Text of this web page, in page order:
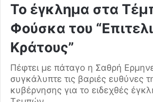
Το έγκλημα στα
Φούσκα του
Κράτους”
Πέφτει με πάταγο η Σαθρή
συγκάλυπτε τις βαριές ευθύνες
κυβέρνησης για το ειδεχθές